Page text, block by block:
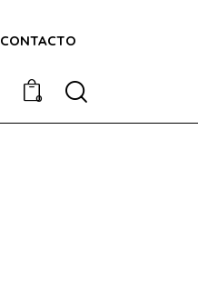
CONTACTO
0